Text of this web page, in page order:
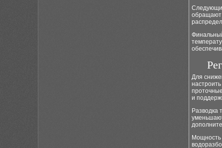
обращают
Для
и
Разводка
Мощность